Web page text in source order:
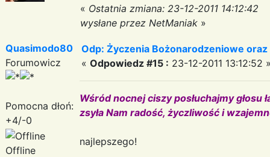
« Ostatnia zmiana: 23-12-2011 14:12:42
wysłane przez NetManiak »
Quasimodo80
Forumowicz
Pomocna dłoń:
+4/-0
Offline
Odp: Życzenia Bożonarodzeniowe
« Odpowiedz #15 : 23-12-2011 13:12:52
Wśród nocnej ciszy posłuchajmy głosu
zsyła Nam radość, życzliwość i
najlepszego!